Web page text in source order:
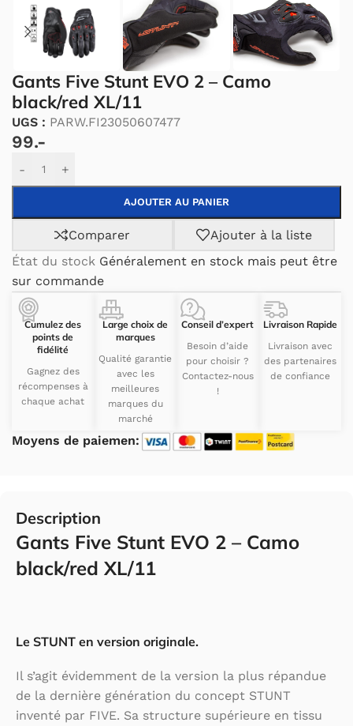
Gants Five Stunt EVO 2 – Camo
black/red XL/11
UGS : PARW.FI23050607477
99.-
- +
AJOUTER AU PANIER
Alternative:
Comparer
Ajouter à la liste
État du stock Généralement en stock mais peut être
sur commande
Cumulez des
points de
fidélité
Gagnez des
récompenses à
chaque achat
Large choix de
marques
Qualité garantie
avec les
meilleures
marques du
marché
Conseil d’expert
Besoin d’aide
pour choisir ?
Contactez-nous
!
Livraison Rapide
Livraison avec
des partenaires
de confiance
Moyens de paiemen:
Description
Gants Five Stunt EVO 2 – Camo
black/red XL/11
Le STUNT en version originale.
Il s’agit évidemment de la version la plus répandue
de la dernière génération du concept STUNT
inventé par FIVE. Sa structure supérieure en tissu